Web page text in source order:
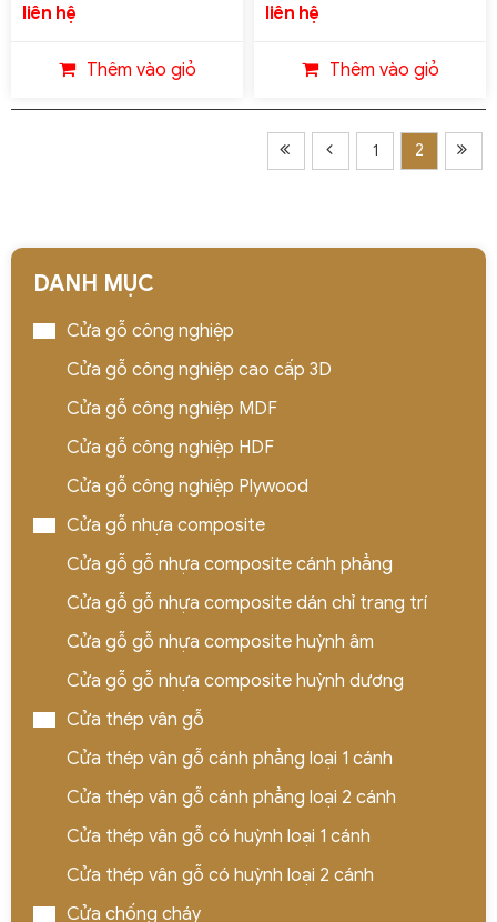
liên hệ
Thêm vào giỏ
liên hệ
Thêm vào giỏ
1 2
DANH MỤC
Cửa gỗ công nghiệp
Cửa gỗ công nghiệp cao cấp 3D
Cửa gỗ công nghiệp MDF
Cửa gỗ công nghiệp HDF
Cửa gỗ công nghiệp Plywood
Cửa gỗ nhựa composite
Cửa gỗ gỗ nhựa composite cánh phẳng
Cửa gỗ gỗ nhựa composite dán chỉ trang trí
Cửa gỗ gỗ nhựa composite huỳnh âm
Cửa gỗ gỗ nhựa composite huỳnh dương
Cửa thép vân gỗ
Cửa thép vân gỗ cánh phẳng loại 1 cánh
Cửa thép vân gỗ cánh phẳng loại 2 cánh
Cửa thép vân gỗ có huỳnh loại 1 cánh
Cửa thép vân gỗ có huỳnh loại 2 cánh
Cửa chống cháy